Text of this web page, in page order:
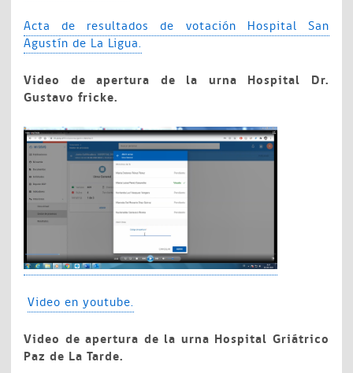
Acta de resultados de votación Hospital San
Agustín de La Ligua.
Video de apertura de la urna Hospital Dr.
Gustavo fricke.
Video en youtube.
Video de apertura de la urna Hospital Griátrico
Paz de La Tarde.